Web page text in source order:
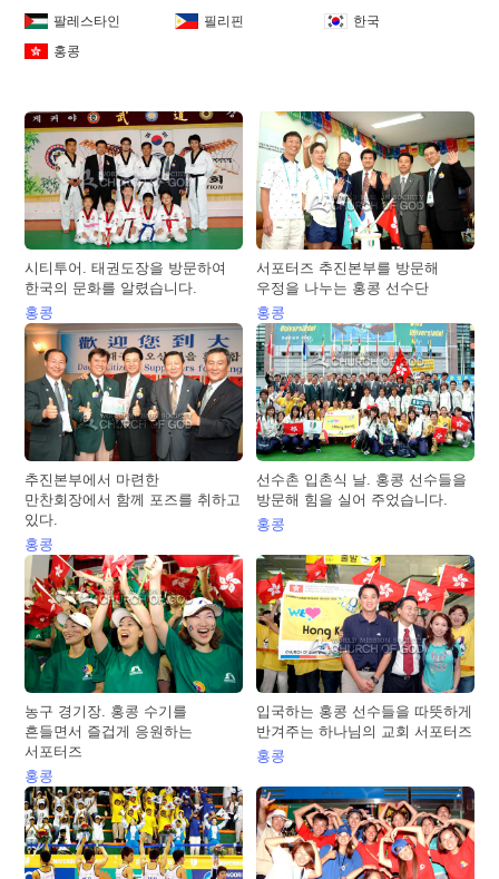
팔레스타인
필리핀
한국
홍콩
시티투어. 태권도장을 방문하여
한국의 문화를 알렸습니다.
홍콩
서포터즈 추진본부를 방문해
우정을 나누는 홍콩 선수단
홍콩
추진본부에서 마련한
만찬회장에서 함께 포즈를 취하고
있다.
홍콩
선수촌 입촌식 날. 홍콩 선수들을
방문해 힘을 실어 주었습니다.
홍콩
농구 경기장. 홍콩 수기를
흔들면서 즐겁게 응원하는
서포터즈
홍콩
입국하는 홍콩 선수들을 따뜻하게
반겨주는 하나님의 교회 서포터즈
홍콩